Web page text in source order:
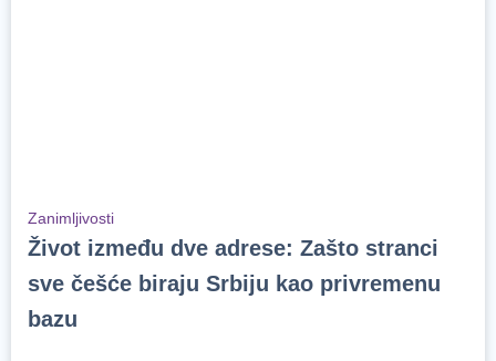
Zanimljivosti
Život između dve adrese: Zašto stranci
sve češće biraju Srbiju kao privremenu
bazu